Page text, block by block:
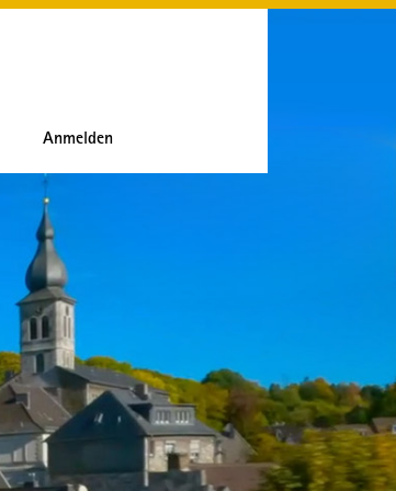
Anmelden